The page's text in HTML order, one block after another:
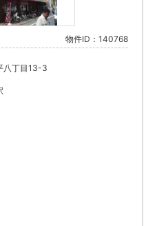
物件ID：140768
八丁目13-3